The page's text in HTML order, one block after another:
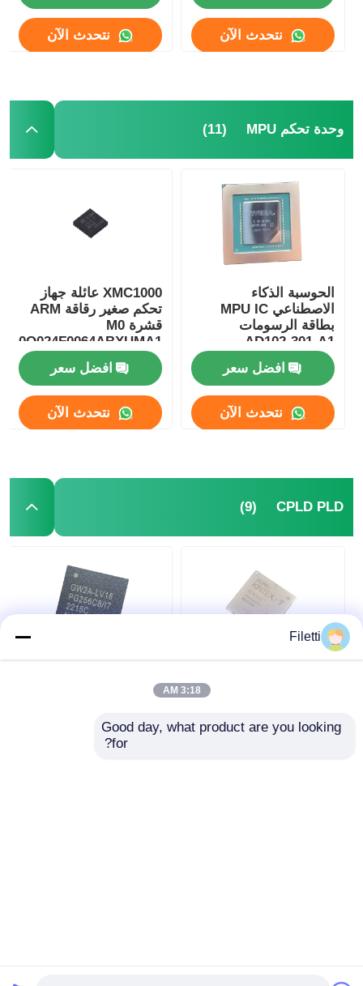
نتحدث الآن نتحدث الآن
وحدة تحكم MPU (11)
الحوسبة الذكاء
الاصطناعي MPU IC
بطاقة الرسومات
AD102-301-A1
افضل سعر
نتحدث الآن
XMC1000 عائلة جهاز
تحكم صغير رقاقة ARM
قشرة M0
افضل سعر
نتحدث الآن
CPLD PLD
(9)
CPLD PLD 12.5Gb / S
للبرمجة XC7K325T-
2FFG676I
40K GW2A-
LV18PG256C8/I7
افضل سعر
Filetti
3:18 AM
Good day, what product are you looking
for?